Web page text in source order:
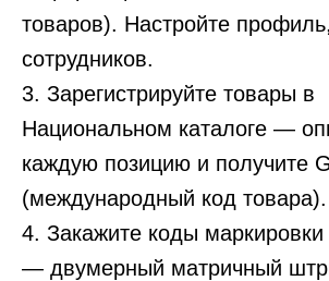
товаров). Настройте
сотрудников.
3. Зарегистрируйте товары в
Национальном каталоге —
каждую позицию и получите
(международный код товара).
4. Закажите коды
— двумерный матричный